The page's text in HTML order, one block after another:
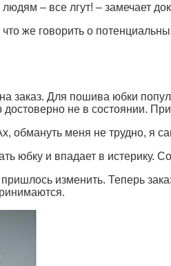
– все лгут! – замечает
же говорить о
заказ. Для пошива юбки
достоверно не в состоянии.
обмануть меня не трудно, я
юбку и впадает в истерику.
изменить. Теперь